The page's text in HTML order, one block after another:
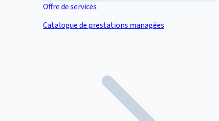
Offre de services
Catalogue de prestations managées